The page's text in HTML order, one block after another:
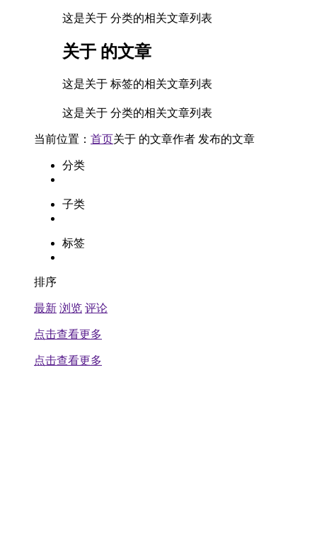
这是关于 分类的相关文章列表
关于 的文章
这是关于 标签的相关文章列表
这是关于 分类的相关文章列表
当前位置： 首页关于 的文章作者 发布的文章
分类
子类
标签
排序
最新 浏览 评论
点击查看更多
点击查看更多